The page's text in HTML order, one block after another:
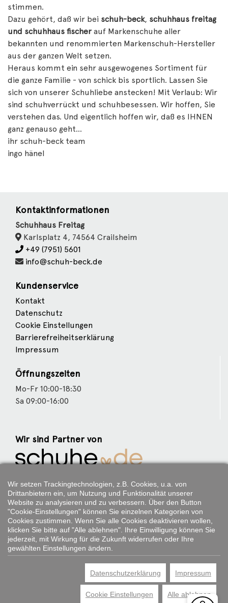
stimmen.
Dazu gehört, daß wir bei schuh-beck, schuhhaus freitag
und schuhhaus fischer auf Markenschuhe aller
bekannten und renommierten Markenschuh-Hersteller
aus der ganzen Welt setzen.
Heraus kommt ein sehr ausgewogenes Sortiment für
die ganze Familie - von schick bis sportlich. Lassen Sie
sich von unserer Schuhliebe anstecken! Mit Verlaub: Wir
sind schuhverrückt und schuhbesessen. Wir hoffen, Sie
verstehen das. Und eigentlich hoffen wir, daß es IHNEN
ganz genauso geht...
ihr schuh-beck team
ingo hänel
Kontaktinformationen
Schuhhaus Freitag
Karlsplatz 4, 74564 Crailsheim
+49 (7951) 5601
info@schuh-beck.de
Kundenservice
Kontakt
Datenschutz
Cookie Einstellungen
Barrierefreiheitserklärung
Impressum
Öffnungszeiten
Mo-Fr 10:00-18:30
Sa 09:00-16:00
Wir sind Partner von
Weitere Partner
Folgen Sie uns:
*Alle Preisangaben gelten inklusive gesetzlichen MwSt. und bei
Selbstabholung.
Bei Preisen, die mit "UVP" gekennzeichnet sind, handelt es sich um die
Wir setzen Trackingtechnologien, z.B. Cookies, u.a. von
Drittanbietern ein, um Nutzung und Funktionalität unserer
Website zu analysieren und zu verbessern. Über den Button
"Cookie-Einstellungen" können Sie einzelnen Kategorien von
Cookies zustimmen. Wenn Sie alle Cookies deaktivieren wollen,
klicken Sie bitte auf "Alle ablehnen". Ihre Einwilligung können Sie
jederzeit, mit Wirkung für die Zukunft widerrufen oder Ihre
gewählten Einstellungen ändern.
Datenschutzerklärung Impressum
Cookie Einstellungen Alle ablehnen